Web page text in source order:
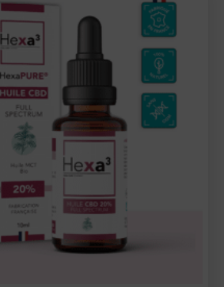
35 avis